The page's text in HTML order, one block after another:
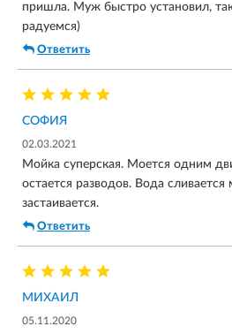
пришла. Муж быстро установил,
радуемся)
Ответить
СОФИЯ
02.03.2021
Мойка суперская. Моется одним
остается разводов. Вода сливается
застаивается.
Ответить
МИХАИЛ
05.11.2020